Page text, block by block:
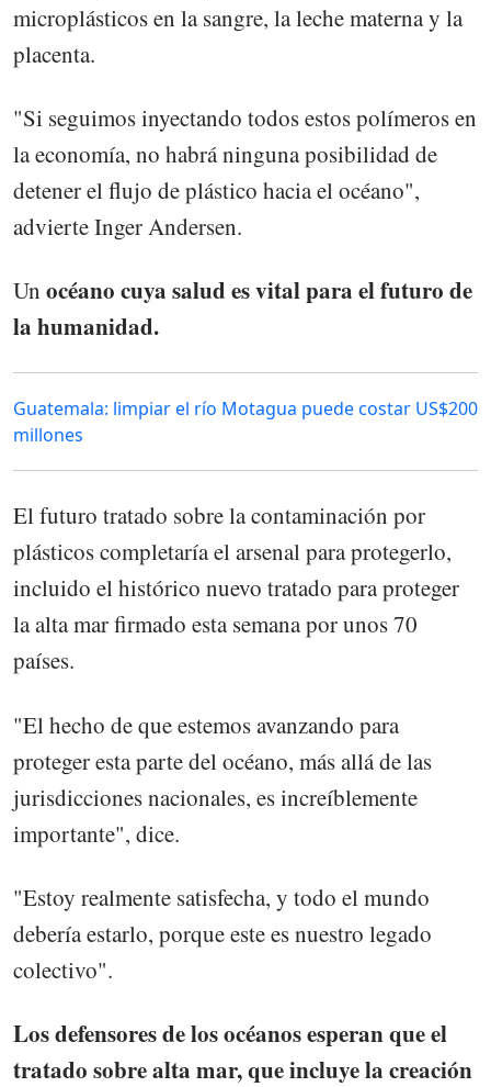
microplásticos en la sangre, la leche materna y la
placenta.
"Si seguimos inyectando todos estos polímeros en
la economía, no habrá ninguna posibilidad de
detener el flujo de plástico hacia el océano",
advierte Inger Andersen.
Un océano cuya salud es vital para el futuro de
la humanidad.
Guatemala: limpiar el río Motagua puede costar US$200
millones
El futuro tratado sobre la contaminación por
plásticos completaría el arsenal para protegerlo,
incluido el histórico nuevo tratado para proteger
la alta mar firmado esta semana por unos 70
países.
"El hecho de que estemos avanzando para
proteger esta parte del océano, más allá de las
jurisdicciones nacionales, es increíblemente
importante", dice.
"Estoy realmente satisfecha, y todo el mundo
debería estarlo, porque este es nuestro legado
colectivo".
Los defensores de los océanos esperan que el
tratado sobre alta mar, que incluye la creación